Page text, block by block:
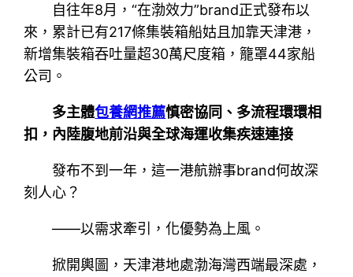
自往年8月，“在渤效力”brand正式發布以
來，累計已有217條集裝箱船姑且加靠天津港，
新增集裝箱吞吐量超30萬尺度箱，籠罩44家船
公司。
多主體包養網推薦慎密協同、多流程環環相
扣，內陸腹地前沿與全球海運收集疾速連接
發布不到一年，這一港航辦事brand何故深
刻人心？
——以需求牽引，化優勢為上風。
掀開輿圖，天津港地處渤海灣西端最深處，